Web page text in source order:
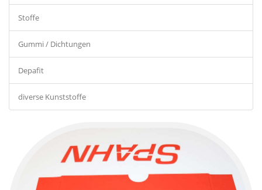
Stoffe
Gummi / Dichtungen
Depafit
diverse Kunststoffe